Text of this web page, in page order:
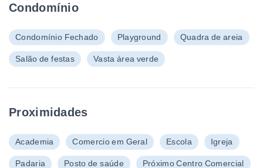
Condomínio
Condomínio Fechado Playground Quadra de areia
Salão de festas Vasta área verde
Proximidades
Academia Comercio em Geral Escola Igreja
Padaria Posto de saúde Próximo Centro Comercial